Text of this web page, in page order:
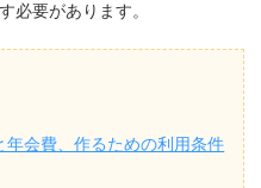
必要があります。
会費、作るための利用条件